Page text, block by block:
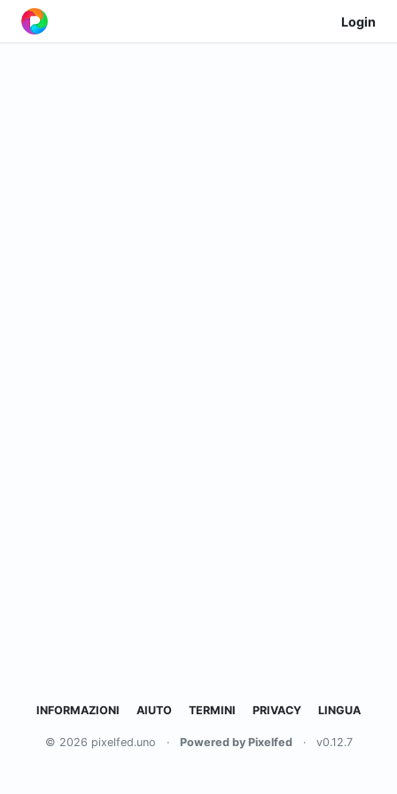
Login
INFORMAZIONI AIUTO TERMINI PRIVACY LINGUA
© 2026 pixelfed.uno · Powered by Pixelfed · v0.12.7